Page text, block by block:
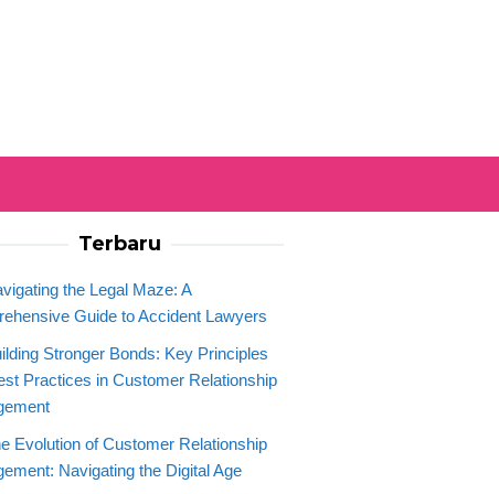
Terbaru
the Legal Maze: A
Guide to Accident Lawyers
Stronger Bonds: Key Principles
Practices in Customer Relationship
Evolution of Customer Relationship
Navigating the Digital Age